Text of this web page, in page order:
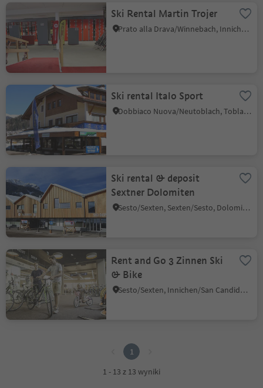
Ski Rental Martin Trojer
Prato alla Drava/Winnebach, Innichen/San Candido, Dolomites Region 3 Zinnen
Ski rental Italo Sport
Dobbiaco Nuova/Neutoblach, Toblach/Dobbiaco, Dolomites Region 3 Zinnen
Ski rental & deposit
Sextner Dolomiten
Sesto/Sexten, Sexten/Sesto, Dolomites Region 3 Zinnen
Rent and Go 3 Zinnen Ski
& Bike
Sesto/Sexten, Innichen/San Candido, Dolomites Region 3 Zinnen
1
1 - 13 z 13 wyniki